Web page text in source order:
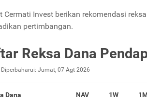
Cermati Invest berikan rekomendasi
pertimbangan.
Reksa Dana